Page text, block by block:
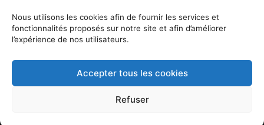
Nous utilisons les cookies afin de fournir les services et
fonctionnalités proposés sur notre site et afin d’améliorer
l’expérience de nos utilisateurs.
Accepter tous les cookies
Refuser
Lire la suite
© 2026 Le potager d'ici - 5 rue de la Chaume, 58000